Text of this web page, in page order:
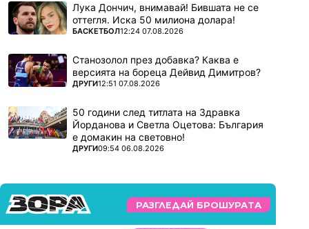
Лука Дончич, внимавай! Бившата не се
оттегля. Иска 50 милиона долара!
ПОВЕЧЕ ОТ
БАСКЕТБОЛ12:24 07.08.2026
Станозолол през добавка? Каква е
версията на бореца Дейвид Димитров?
ПОВЕЧЕ ОТ
ДРУГИ12:51 07.08.2026
50 години след титлата на Здравка
Йорданова и Светла Оцетова: България
е домакин на световно!
ПОВЕЧЕ ОТ
ДРУГИ09:54 06.08.2026
РАЗГЛЕДАЙ БРОШУРАТА